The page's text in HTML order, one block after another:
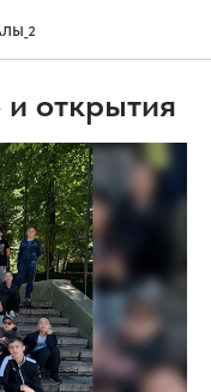
и открытия